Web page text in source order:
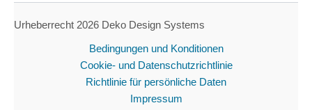
Urheberrecht 2026 Deko Design Systems
Bedingungen und Konditionen
Cookie- und Datenschutzrichtlinie
Richtlinie für persönliche Daten
Impressum